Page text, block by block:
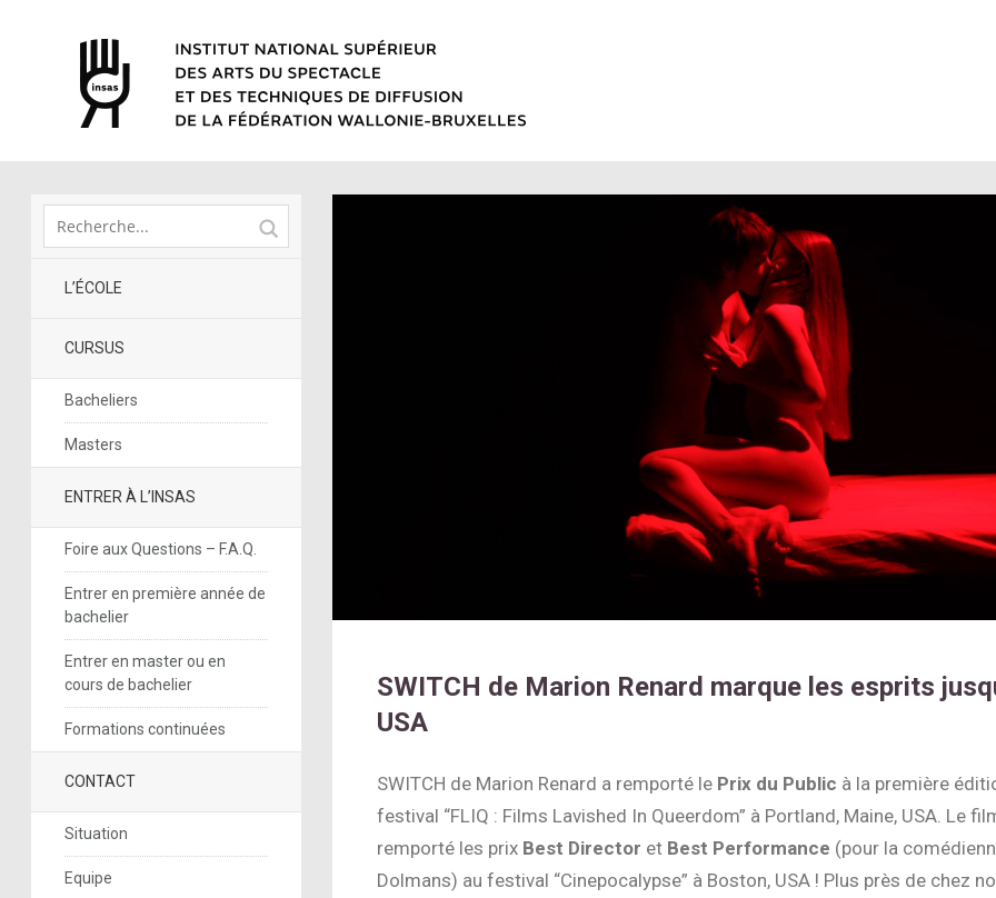
L’ÉCOLE
CURSUS
Bacheliers
Masters
ENTRER À L’INSAS
Foire aux Questions – F.A.Q.
Entrer en première année de
bachelier
Entrer en master ou en
cours de bachelier
Formations continuées
CONTACT
Situation
Equipe
SWITCH de Marion Renard marque les esprits
USA
SWITCH de Marion Renard a remporté le Prix du Public à la première
festival “FLIQ : Films Lavished In Queerdom” à Portland, Maine, USA. Le
remporté les prix Best Director et Best Performance (pour la
Dolmans) au festival “Cinepocalypse” à Boston, USA ! Plus près de chez